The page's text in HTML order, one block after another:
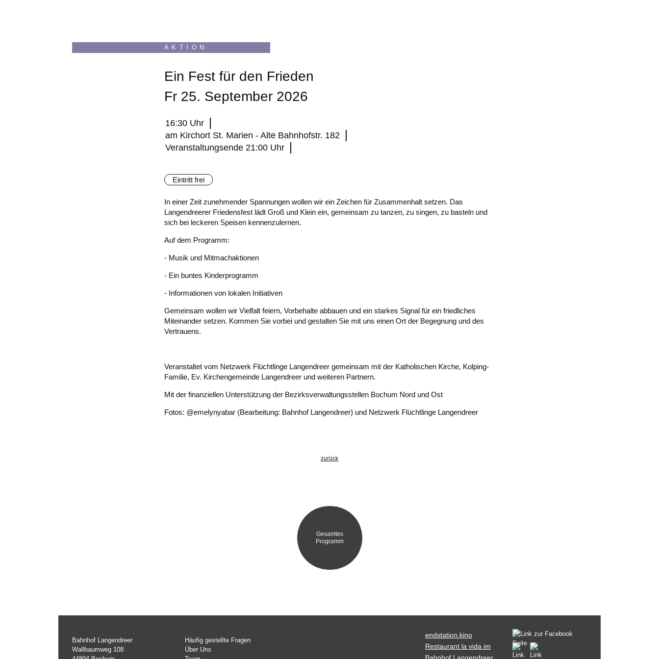
AKTION
Ein Fest für den Frieden
Fr 25. September 2026
16:30 Uhr
am Kirchort St. Marien - Alte Bahnhofstr. 182
Veranstaltungsende 21:00 Uhr
Eintritt frei
In einer Zeit zunehmender Spannungen wollen wir ein Zeichen für Zusammenhalt setzen. Das
Langendreerer Friedensfest lädt Groß und Klein ein, gemeinsam zu tanzen, zu singen, zu basteln und
sich bei leckeren Speisen kennenzulernen.
Auf dem Programm:
- Musik und Mitmachaktionen
- Ein buntes Kinderprogramm
- Informationen von lokalen Initiativen
Gemeinsam wollen wir Vielfalt feiern, Vorbehalte abbauen und ein starkes Signal für ein friedliches
Miteinander setzen. Kommen Sie vorbei und gestalten Sie mit uns einen Ort der Begegnung und des
Vertrauens.
Veranstaltet vom Netzwerk Flüchtlinge Langendreer gemeinsam mit der Katholischen Kirche, Kolping-
Familie, Ev. Kirchengemeinde Langendreer und weiteren Partnern.
Mit der finanziellen Unterstützung der Bezirksverwaltungsstellen Bochum Nord und Ost
Fotos: @emelynyabar (Bearbeitung: Bahnhof Langendreer) und Netzwerk Flüchtlinge Langendreer
zurück
Gesamtes
Programm
Bahnhof Langendreer
Wallbaumweg 108
Häufig gestellte Fragen
Über Uns
endstation.kino
Restaurant la vida im